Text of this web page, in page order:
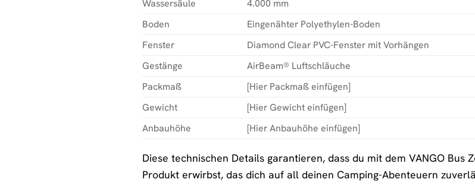
Wassersäule
4.000 mm
Boden
Eingenähter Polyethylen-Boden
Fenster
Diamond Clear PVC-Fenster mit Vorhängen
Gestänge
AirBeam® Luftschläuche
Packmaß
[Hier Packmaß einfügen]
Gewicht
[Hier Gewicht einfügen]
Anbauhöhe
[Hier Anbauhöhe einfügen]
Diese technischen Details garantieren, dass du mit dem VANGO
Produkt erwirbst, das dich auf all deinen Camping-Abenteuern